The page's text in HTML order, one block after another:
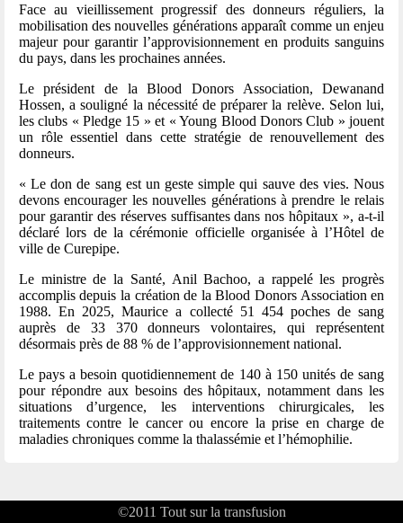
Face au vieillissement progressif des donneurs réguliers, la
mobilisation des nouvelles générations apparaît comme un enjeu
majeur pour garantir l’approvisionnement en produits sanguins
du pays, dans les prochaines années.
Le président de la Blood Donors Association, Dewanand
Hossen, a souligné la nécessité de préparer la relève. Selon lui,
les clubs « Pledge 15 » et « Young Blood Donors Club » jouent
un rôle essentiel dans cette stratégie de renouvellement des
donneurs.
« Le don de sang est un geste simple qui sauve des vies. Nous
devons encourager les nouvelles générations à prendre le relais
pour garantir des réserves suffisantes dans nos hôpitaux », a-t-il
déclaré lors de la cérémonie officielle organisée à l’Hôtel de
ville de Curepipe.
Le ministre de la Santé, Anil Bachoo, a rappelé les progrès
accomplis depuis la création de la Blood Donors Association en
1988. En 2025, Maurice a collecté 51 454 poches de sang
auprès de 33 370 donneurs volontaires, qui représentent
désormais près de 88 % de l’approvisionnement national.
Le pays a besoin quotidiennement de 140 à 150 unités de sang
pour répondre aux besoins des hôpitaux, notamment dans les
situations d’urgence, les interventions chirurgicales, les
traitements contre le cancer ou encore la prise en charge de
maladies chroniques comme la thalassémie et l’hémophilie.
©2011 Tout sur la transfusion